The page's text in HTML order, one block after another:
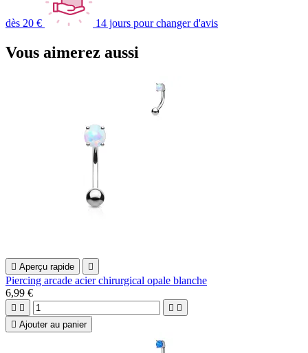
dès 20 € 14 jours pour changer d'avis
Vous aimerez aussi
 Aperçu rapide 
Piercing arcade acier chirurgical opale blanche
6,99 €
   
 Ajouter au panier